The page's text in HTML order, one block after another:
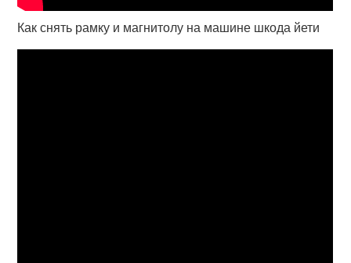
Как снять рамку и магнитолу на машине шкода йети